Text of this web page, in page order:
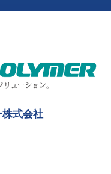
式会社